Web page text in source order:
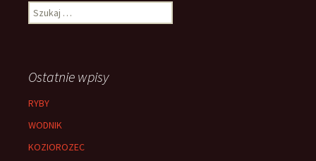
Szukaj:
Ostatnie wpisy
RYBY
WODNIK
KOZIOROZEC